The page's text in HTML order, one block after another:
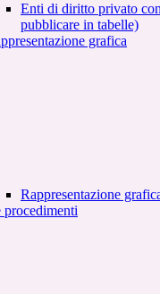
Enti di diritto privato
pubblicare in tabelle)
grafica
Rappresentazione